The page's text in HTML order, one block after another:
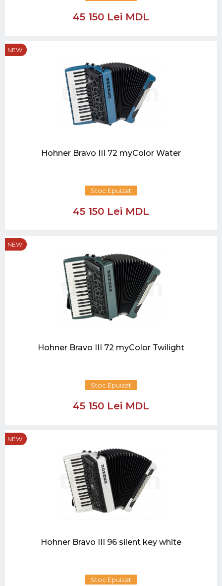
45 150 Lei MDL
Hohner Bravo III 72 myColor Water
Stoc Epuizat
45 150 Lei MDL
NEW
Hohner Bravo III 72 myColor Twilight
Stoc Epuizat
45 150 Lei MDL
NEW
Hohner Bravo III 96 silent key white
Stoc Epuizat
NEW